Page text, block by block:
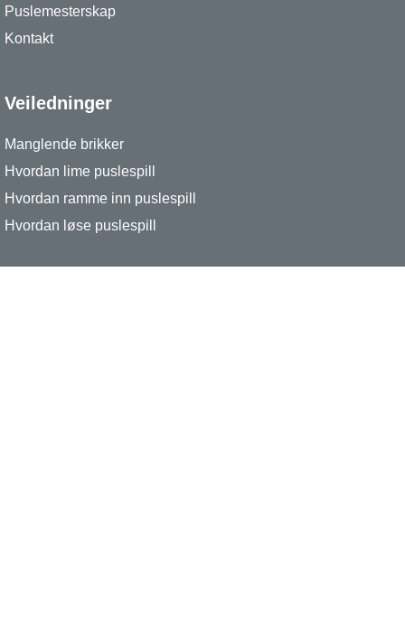
Puslemesterskap
Kontakt
Veiledninger
Manglende brikker
Hvordan lime puslespill
Hvordan ramme inn puslespill
Hvordan løse puslespill